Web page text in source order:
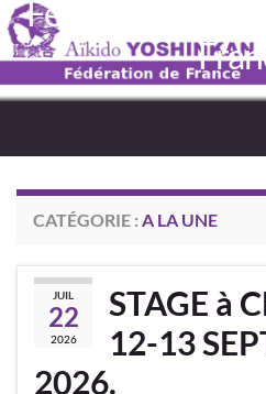
Fédération
CATÉGORIE : A LA UNE
JUIL
22
2026
STAGE à
12-13
2026.